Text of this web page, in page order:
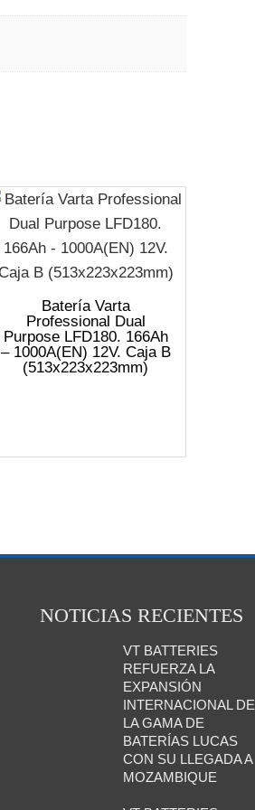
Batería Varta
Professional Dual
Purpose LFD180. 166Ah
– 1000A(EN) 12V. Caja B
(513x223x223mm)
NOTICIAS RECIENTES
VT BATTERIES
REFUERZA LA
EXPANSIÓN
INTERNACIONAL DE
LA GAMA DE
BATERÍAS LUCAS
CON SU LLEGADA A
MOZAMBIQUE